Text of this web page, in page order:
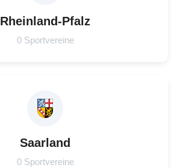
Rheinland-Pfalz
0 Sportvereine
Saarland
0 Sportvereine